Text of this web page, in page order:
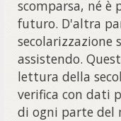
scomparsa, né è
futuro. D'altra
secolarizzazione
assistendo.
lettura della
verifica con dati
di ogni parte del